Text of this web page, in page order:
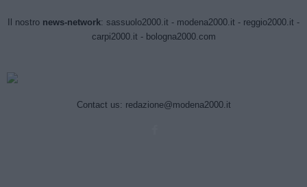
Il nostro news-network: sassuolo2000.it - modena2000.it - reggio2000.it -
carpi2000.it- bologna2000.com
Contact us: redazione@modena2000.it